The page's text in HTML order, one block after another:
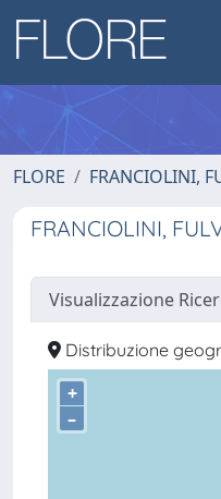
FLORE FRANCIOLINI,
FRANCIOLINI,
Visualizzazione
Distribuzione
+
–